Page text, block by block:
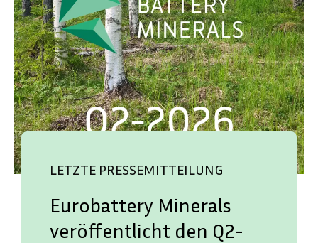
LETZTE PRESSEMITTEILUNG
Eurobattery Minerals
veröffentlicht den Q2-